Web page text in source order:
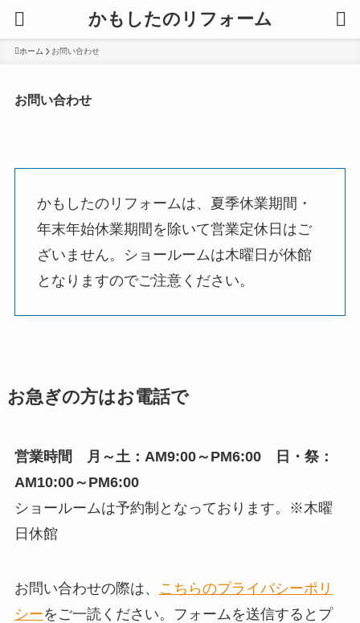
かもしたのリフォーム
ホーム お問い合わせ
お問い合わせ
かもしたのリフォームは、夏季休業期間・
年末年始休業期間を除いて営業定休日はご
ざいません。ショールームは木曜日が休館
となりますのでご注意ください。
お急ぎの方はお電話で
営業時間 月～土：AM9:00～PM6:00 日・祭：
AM10:00～PM6:00
ショールームは予約制となっております。※木曜
日休館
お問い合わせの際は、
こちらのプライバシーポリ
シーをご一読ください。フォームを送信するとプ